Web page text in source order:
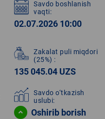
Savdo boshlanish
vaqti:
02.07.2026 10:00
Zakalat puli miqdori
(25%) :
135 045.04 UZS
Savdo o‘tkazish
uslubi:
Oshirib borish